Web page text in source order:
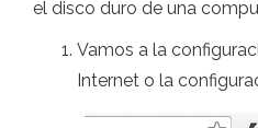
el disco duro de una
Vamos a la
Internet o la